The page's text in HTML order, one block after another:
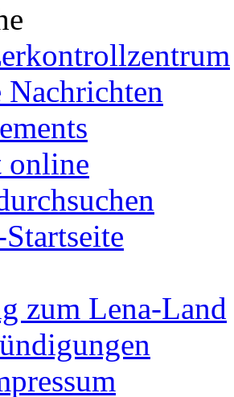
Nachrichten
online
zum Lena-Land